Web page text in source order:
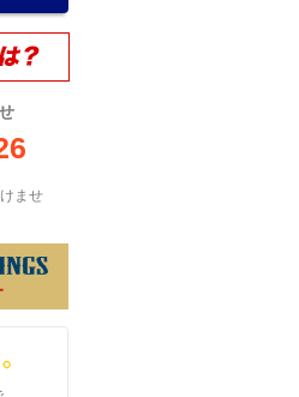
ませ